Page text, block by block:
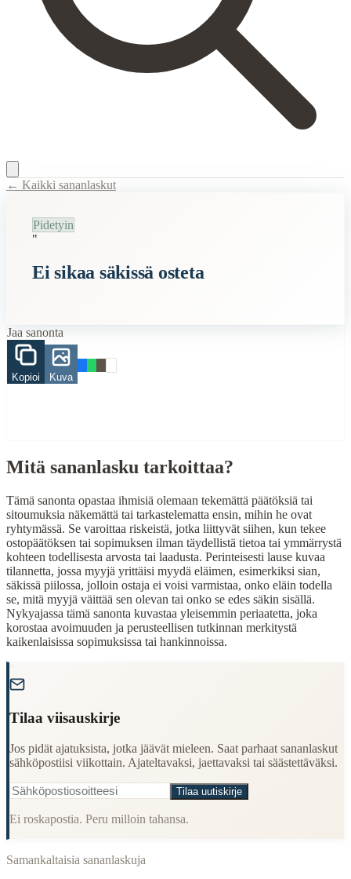
Title:Ei sikaa säkissä osteta
Vanhat
Eläimet
Related Topics
Understanding Finnish cultural wisdom
Learning Finnish language through proverbs
Finding quotes for speeches or writing
Cultural Context
Language:Finnish (suomi)
Origin:Finland
Period:Traditional folk wisdom
← Kaikki sananlaskut
Pidetyin
"
Ei sikaa säkissä osteta
Jaa sanonta
Kopioi Kuva
Mitä sananlasku tarkoittaa?
Tämä sanonta opastaa ihmisiä olemaan tekemättä päätöksiä tai
sitoumuksia näkemättä tai tarkastelematta ensin, mihin he ovat
ryhtymässä. Se varoittaa riskeistä, jotka liittyvät siihen, kun tekee
ostopäätöksen tai sopimuksen ilman täydellistä tietoa tai ymmärrystä
kohteen todellisesta arvosta tai laadusta. Perinteisesti lause kuvaa
tilannetta, jossa myyjä yrittäisi myydä eläimen, esimerkiksi sian,
säkissä piilossa, jolloin ostaja ei voisi varmistaa, onko eläin todella
se, mitä myyjä väittää sen olevan tai onko se edes säkin sisällä.
Nykyajassa tämä sanonta kuvastaa yleisemmin periaatetta, joka
korostaa avoimuuden ja perusteellisen tutkinnan merkitystä
kaikenlaisissa sopimuksissa tai hankinnoissa.
Tilaa viisauskirje
Jos pidät ajatuksista, jotka jäävät mieleen. Saat parhaat sananlaskut
sähköpostiisi viikottain. Ajateltavaksi, jaettavaksi tai säästettäväksi.
Tilaa uutiskirje
Ei roskapostia. Peru milloin tahansa.
Samankaltaisia sananlaskuja